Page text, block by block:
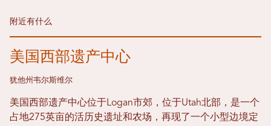
附近有什么
美国西部遗产中心
犹他州韦尔斯维尔
美国西部遗产中心位于Logan市郊，位于Utah北部，是一个
占地275英亩的活历史遗址和农场，再现了一个小型边境定